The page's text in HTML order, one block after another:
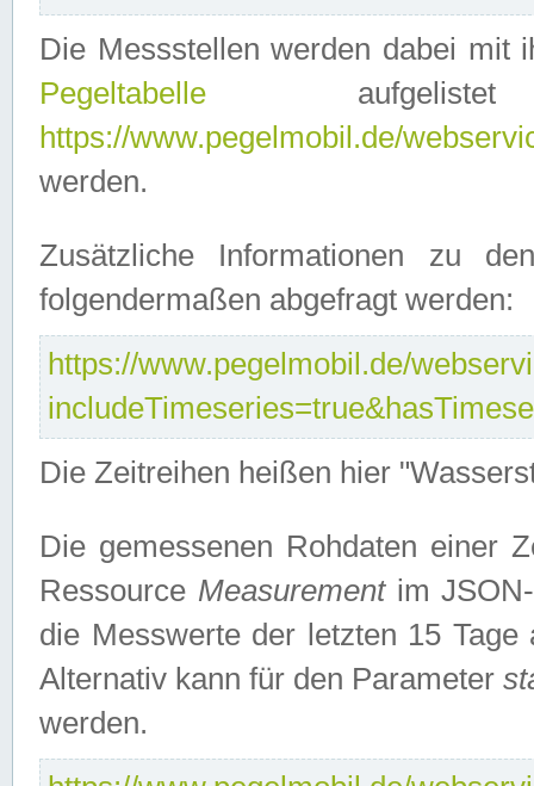
Die Messstellen werden dabei mit
Pegeltabelle
https://www.pegelmobil.de/
werden.
Zusätzliche Informationen zu
folgendermaßen abgefragt werden:
https://www.pegelmobil.de/
Die Zeitreihen heißen hier
Die gemessenen Rohdaten einer
Ressource Measurementim JSON-
die Messwerte der letzten 15
Alternativ kann für den Parameter
werden.